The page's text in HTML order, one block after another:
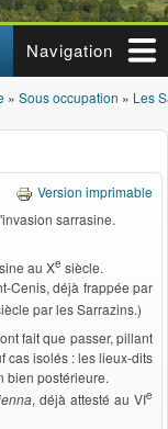
Navigation
» Sous occupation » Les
Version imprimable
sarrasine.
au Xe siècle.
Cenis, déjà frappée par
par les Sarrazins.)
fait que passer, pillant
cas isolés : les lieux-dits
bien postérieure.
, déjà attesté au VIe